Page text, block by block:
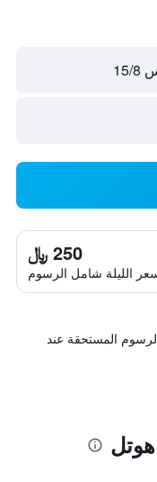
8
250 ﷼
الليلة شامل الرسوم
المستحقة عند